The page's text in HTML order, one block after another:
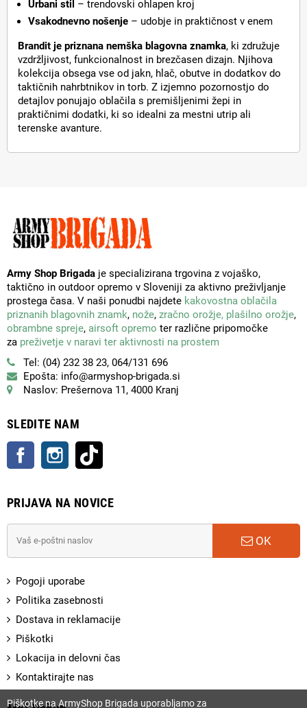
Urbani stil – trendovski ohlapen kroj
Vsakodnevno nošenje – udobje in praktičnost v enem
Brandit je priznana nemška blagovna znamka, ki združuje
vzdržljivost, funkcionalnost in brezčasen dizajn. Njihova
kolekcija obsega vse od jakn, hlač, obutve in dodatkov do
taktičnih nahrbtnikov in torb. Z izjemno pozornostjo do
detajlov ponujajo oblačila s premišljenimi žepi in
praktičnimi dodatki, ki so idealni za mestni utrip ali
terenske avanture.
Army Shop Brigada je specializirana trgovina z vojaško,
taktično in outdoor opremo v Sloveniji za aktivno preživljanje
prostega časa. V naši ponudbi najdete kakovostna oblačila
priznanih blagovnih znamk, nože, zračno orožje, plašilno orožje,
obrambne spreje, airsoft opremo ter različne pripomočke
za preživetje v naravi ter aktivnosti na prostem
Tel: (04) 232 38 23, 064/131 696
Epošta: info@armyshop-brigada.si
Naslov: Prešernova 11, 4000 Kranj
SLEDITE NAM
FacebookInstagram
PRIJAVA NA NOVICE
OK
Pogoji uporabe
Politika zasebnosti
Dostava in reklamacije
Piškotki
Lokacija in delovni čas
Kontaktirajte nas
Piškotke na ArmyShop Brigada uporabljamo za